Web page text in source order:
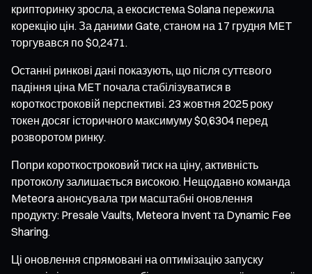
крипторинку зросла, а екосистема Solana пережила
корекцію цін. За даними Gate, станом на 17 грудня MET
торгувався по $0,2471.
Останні ринкові дані показують, що після суттєвого
падіння ціна MET почала стабілізуватися в
короткостроковій перспективі. 23 жовтня 2025 року
токен досяг історичного максимуму $0,6304 перед
розворотом ринку.
Попри короткостроковий тиск на ціну, активність
протоколу залишається високою. Нещодавно команда
Meteora анонсувала три масштабні оновлення
продукту: Presale Vaults, Meteora Invent та Dynamic Fee
Sharing.
Ці оновлення спрямовані на оптимізацію запуску